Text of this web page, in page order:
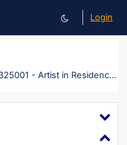
325001 - Artist in Residence Studio 1
Login